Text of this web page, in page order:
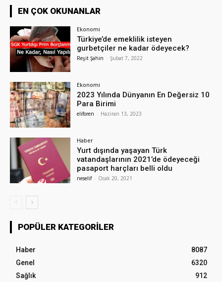
EN ÇOK OKUNANLAR
Ekonomi
Türkiye’de emeklilik isteyen
gurbetçiler ne kadar ödeyecek?
Reşit Şahin - Şubat 7, 2022
Ekonomi
2023 Yılında Dünyanın En Değersiz 10
Para Birimi
eliforen - Haziran 13, 2023
Haber
Yurt dışında yaşayan Türk
vatandaşlarının 2021’de ödeyeceği
pasaport harçları belli oldu
neselif - Ocak 20, 2021
POPÜLER KATEGORILER
Haber
8087
Genel
6320
Sağlık
912